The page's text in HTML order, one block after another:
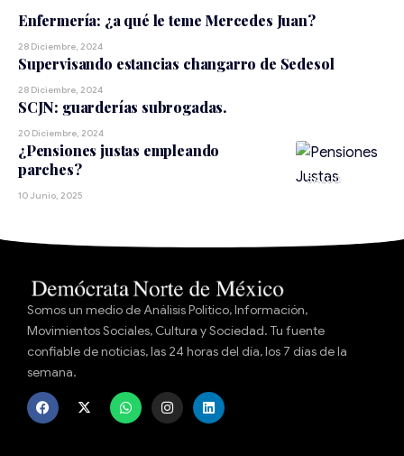
Enfermería: ¿a qué le teme Mercedes Juan?
28 Diciembre, 2024
Supervisando estancias changarro de Sedesol
28 Diciembre, 2024
SCJN: guarderías subrogadas.
20 Diciembre, 2024
SALUD
¿Pensiones justas empleando
parches?
10 Junio, 2025
Somos un medio de Análisis Político, Información,
Movimientos Sociales, Cultura y Sociedad. Tu fuente
confiable de noticias, las 24 horas del día, los 7 días de la
semana.